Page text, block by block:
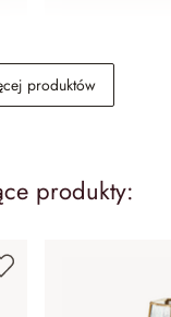
Świeca,
produktów
produkty: